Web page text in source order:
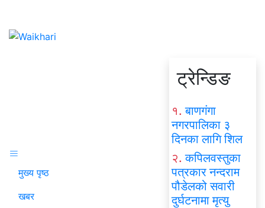
मुख्य पृष्ठ
खबर
ट्रेन्डिङ
१. बाणगंगा
नगरपालिका ३
दिनका लागि शिल
२. कपिलवस्तुका
पत्रकार नन्दराम
पौडेलको सवारी
दुर्घटनामा मृत्यु